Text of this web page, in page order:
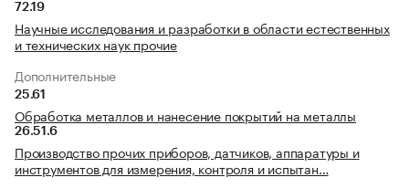
72.19
Научные исследования и разработки в области естественных
и технических наук прочие
Дополнительные
25.61
Обработка металлов и нанесение покрытий на металлы
26.51.6
Производство прочих приборов, датчиков, аппаратуры и
инструментов для измерения, контроля и испытан…